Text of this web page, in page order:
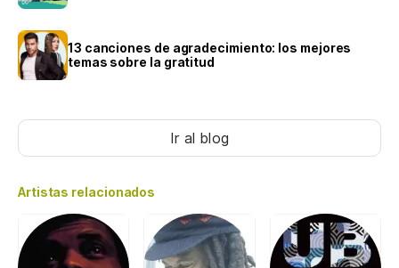
13 canciones de agradecimiento: los mejores
temas sobre la gratitud
Ir al blog
Artistas relacionados